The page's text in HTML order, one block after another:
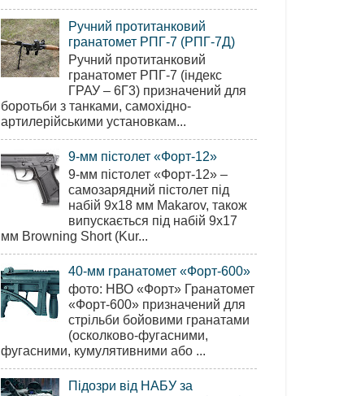
Ручний протитанковий
гранатомет РПГ-7 (РПГ-7Д)
Ручний протитанковий
гранатомет РПГ-7 (індекс
ГРАУ – 6Г3) призначений для
боротьби з танками, самохідно-
артилерійськими установкам...
9-мм пістолет «Форт-12»
9-мм пістолет «Форт-12» –
самозарядний пістолет під
набій 9х18 мм Makarov, також
випускається під набій 9х17
мм Browning Short (Kur...
40-мм гранатомет «Форт-600»
фото: НВО «Форт» Гранатомет
«Форт-600» призначений для
стрільби бойовими гранатами
(осколково-фугасними,
фугасними, кумулятивними або ...
Підозри від НАБУ за